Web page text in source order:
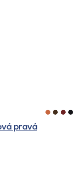
pravá